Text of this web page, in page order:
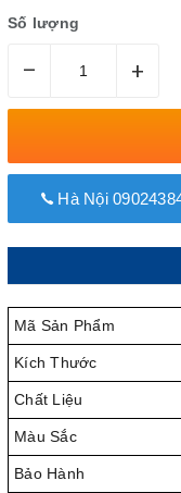
Số lượng
– +
Hà Nội
Mã Sản Phẩm
Kích Thước
Chất Liệu
Màu Sắc
Bảo Hành